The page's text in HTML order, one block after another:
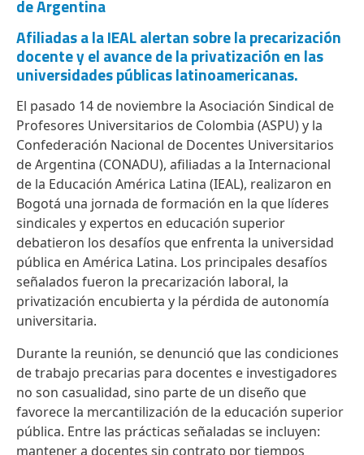
de Argentina
Afiliadas a la IEAL alertan sobre la precarización
docente y el avance de la privatización en las
universidades públicas latinoamericanas.
El pasado 14 de noviembre la Asociación Sindical de
Profesores Universitarios de Colombia (ASPU) y la
Confederación Nacional de Docentes Universitarios
de Argentina (CONADU), afiliadas a la Internacional
de la Educación América Latina (IEAL), realizaron en
Bogotá una jornada de formación en la que líderes
sindicales y expertos en educación superior
debatieron los desafíos que enfrenta la universidad
pública en América Latina. Los principales desafíos
señalados fueron la precarización laboral, la
privatización encubierta y la pérdida de autonomía
universitaria.
Durante la reunión, se denunció que las condiciones
de trabajo precarias para docentes e investigadores
no son casualidad, sino parte de un diseño que
favorece la mercantilización de la educación superior
pública. Entre las prácticas señaladas se incluyen:
mantener a docentes sin contrato por tiempos